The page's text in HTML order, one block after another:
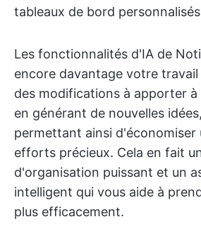
tableaux de bord
Les fonctionnalités d'IA de
encore davantage votre
des modifications à apporter
en générant de nouvelles
permettant ainsi d'économiser
efforts précieux. Cela en fait
d'organisation puissant et un
intelligent qui vous aide à
plus efficacement.